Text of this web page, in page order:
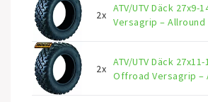
2x
ATV/UTV Däck
Versagrip – Allround
2x
ATV/UTV Däck
Offroad Versagrip –